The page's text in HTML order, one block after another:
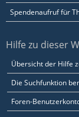
Spendenaufruf für
Hilfe zu dieser
Übersicht der Hilfe
Die Suchfunktion
Foren-